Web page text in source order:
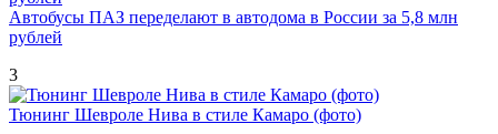
Автобусы ПАЗ переделают в автодома в России за 5,8 млн
рублей
3
Тюнинг Шевроле Нива в стиле Камаро (фото)